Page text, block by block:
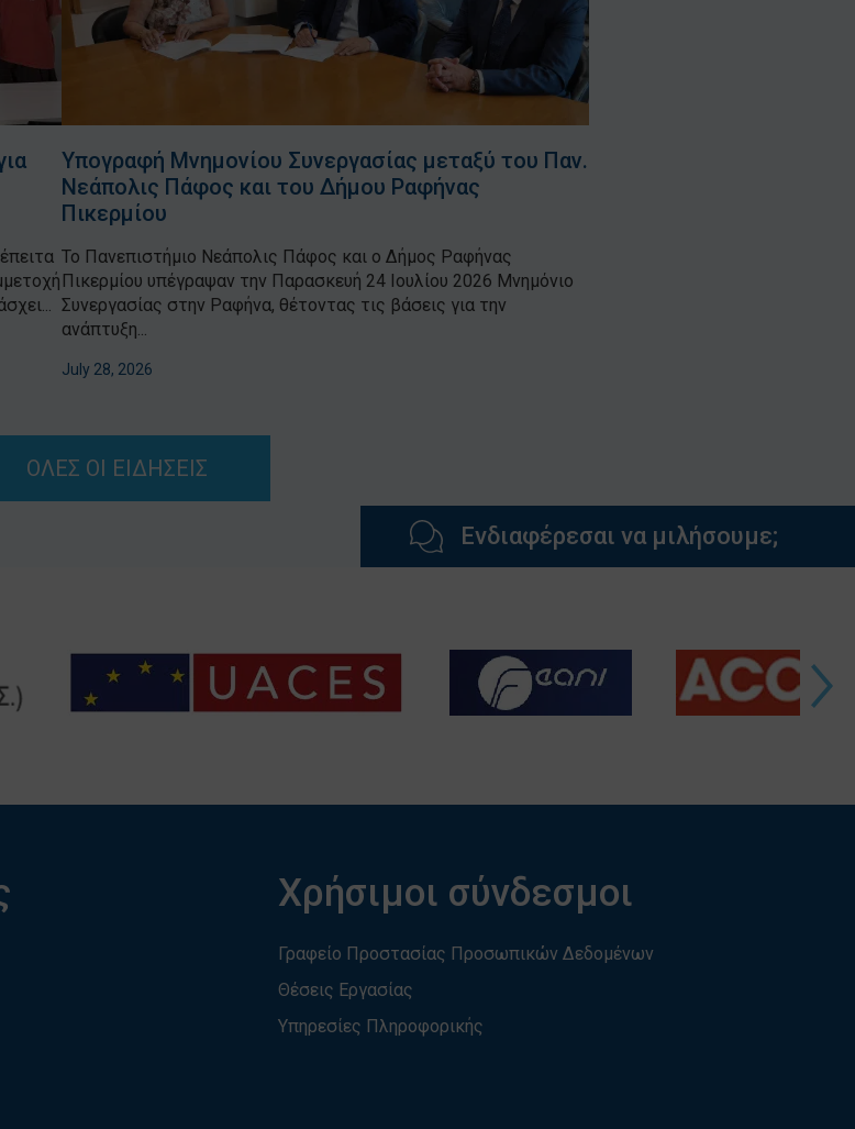
Υπογραφή Μνημονίου Συνεργασίας μεταξύ του Παν.
Νεάπολις Πάφος και του Δήμου Ραφήνας
Πικερμίου
Το Πανεπιστήμιο Νεάπολις Πάφος και ο Δήμος Ραφήνας
Πικερμίου υπέγραψαν την Παρασκευή 24 Ιουλίου 2026 Μνημόνιο
Συνεργασίας στην Ραφήνα, θέτοντας τις βάσεις για την
ανάπτυξη...
July 28, 2026
ΟΛΕΣ ΟΙ ΕΙΔΗΣΕΙΣ
Ενδιαφέρεσαι να μιλήσουμε;
Χρήσιμοι σύνδεσμοι
Γραφείο Προστασίας Προσωπικών Δεδομένων
Θέσεις Εργασίας
Υπηρεσίες Πληροφορικής